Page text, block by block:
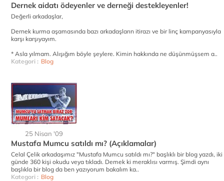
Dernek aidatı ödeyenler ve derneği destekleyenler!
Değerli arkadaşlar,
Dernek kurma aşamasında bazı arkadaşların itirazı ve bir linç kampanyasıyla
karşı karşıyayım.
* Asla yılmam. Alışığım böyle şeylere. Kimin hakkında ne düşünmüşsem a..
Kategori : Blog
25 Nisan '09
Mustafa Mumcu satıldı mı? (Açıklamalar)
Celal Çelik arkadaşımız "Mustafa Mumcu satıldı mı?" başlıklı bir blog yazdı, iki
günde 360 kişi okudu veya tıkladı. Demek ki meraklısı varmış. Şimdi aynı
başlıkla bir blog da ben yazıyorum bakalım ka..
Kategori : Blog